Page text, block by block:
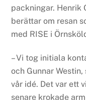
packningar. Henrik
berättar om resan
med RISE i
– Vi tog initiala
och Gunnar
vår idé. Det var ett
senare krokade